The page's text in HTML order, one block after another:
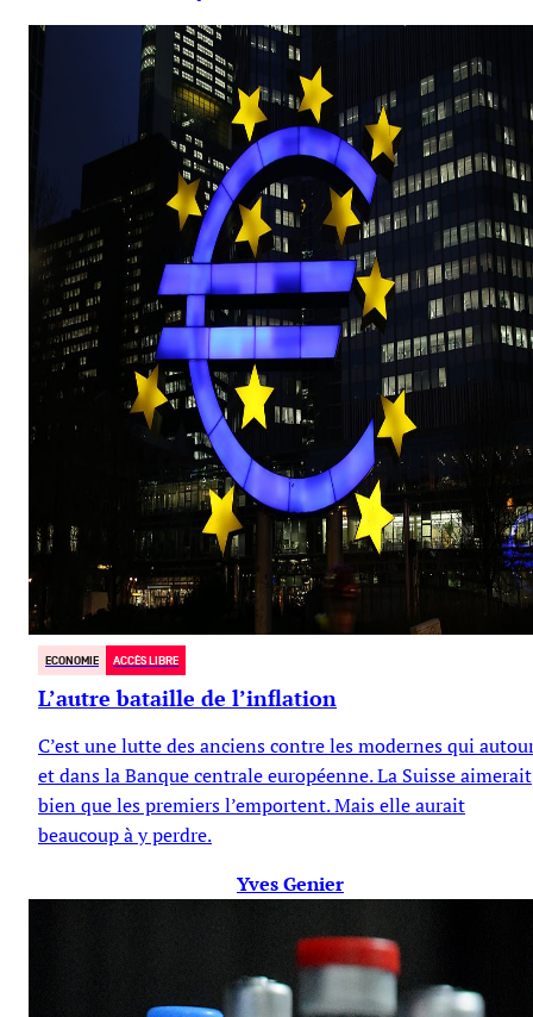
ECONOMIE ACCÈS LIBRE
L’autre bataille de l’inflation
C’est une lutte des anciens contre les modernes qui
et dans la Banque centrale européenne. La Suisse aimerait
bien que les premiers l’emportent. Mais elle aurait
beaucoup à y perdre.
Yves Genier